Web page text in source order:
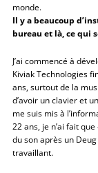
monde.
Il y a beaucoup
bureau et là, ce qui
J’ai commencé à
Kiviak Technologies
ans, surtout de la
d’avoir un clavier et
me suis mis à
22 ans, je n’ai fait
du son après un
travaillant.